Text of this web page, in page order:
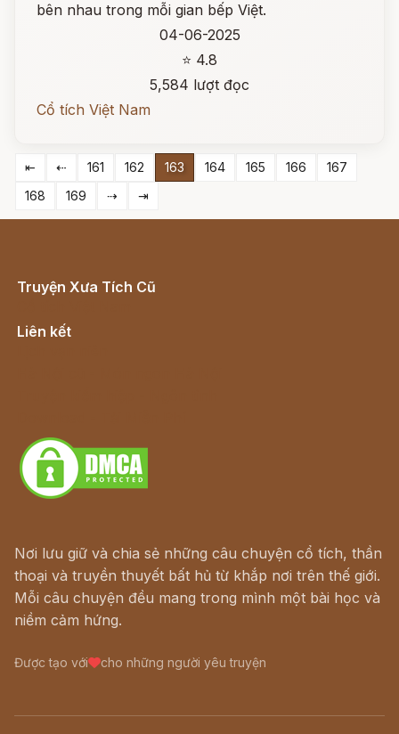
bên nhau trong mỗi gian bếp Việt.
04-06-2025
⭐ 4.8
5,584 lượt đọc
Cổ tích Việt Nam
⇤ ⇠ 161 162 163 164 165 166
167
168
169 ⇢ ⇥
Truyện Xưa Tích Cũ
Liên kết
Nơi lưu giữ và chia sẻ những câu chuyện cổ tích, thần
thoại và truyền thuyết bất hủ từ khắp nơi trên thế giới.
Mỗi câu chuyện đều mang trong mình một bài học và
niềm cảm hứng.
Được tạo với cho những người yêu truyện